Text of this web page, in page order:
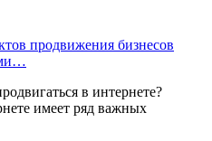
продвижения бизнесов
в интернете?
имеет ряд важных